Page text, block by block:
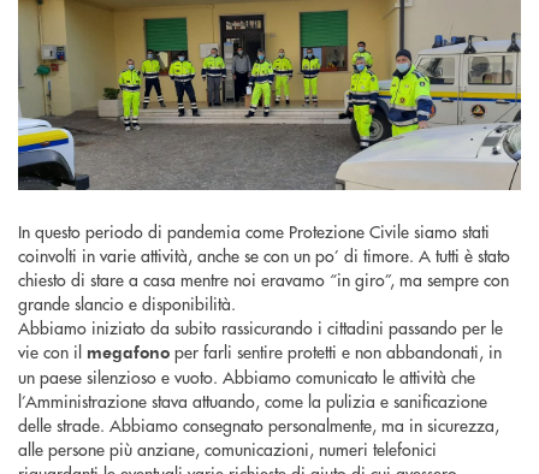
In questo periodo di pandemia come Protezione Civile siamo stati
coinvolti in varie attività, anche se con un po’ di timore. A tutti è stato
chiesto di stare a casa mentre noi eravamo “in giro”, ma sempre con
grande slancio e disponibilità.
Abbiamo iniziato da subito rassicurando i cittadini passando per le
vie con il megafono per farli sentire protetti e non abbandonati, in
un paese silenzioso e vuoto. Abbiamo comunicato le attività che
l’Amministrazione stava attuando, come la pulizia e sanificazione
delle strade. Abbiamo consegnato personalmente, ma in sicurezza,
alle persone più anziane, comunicazioni, numeri telefonici